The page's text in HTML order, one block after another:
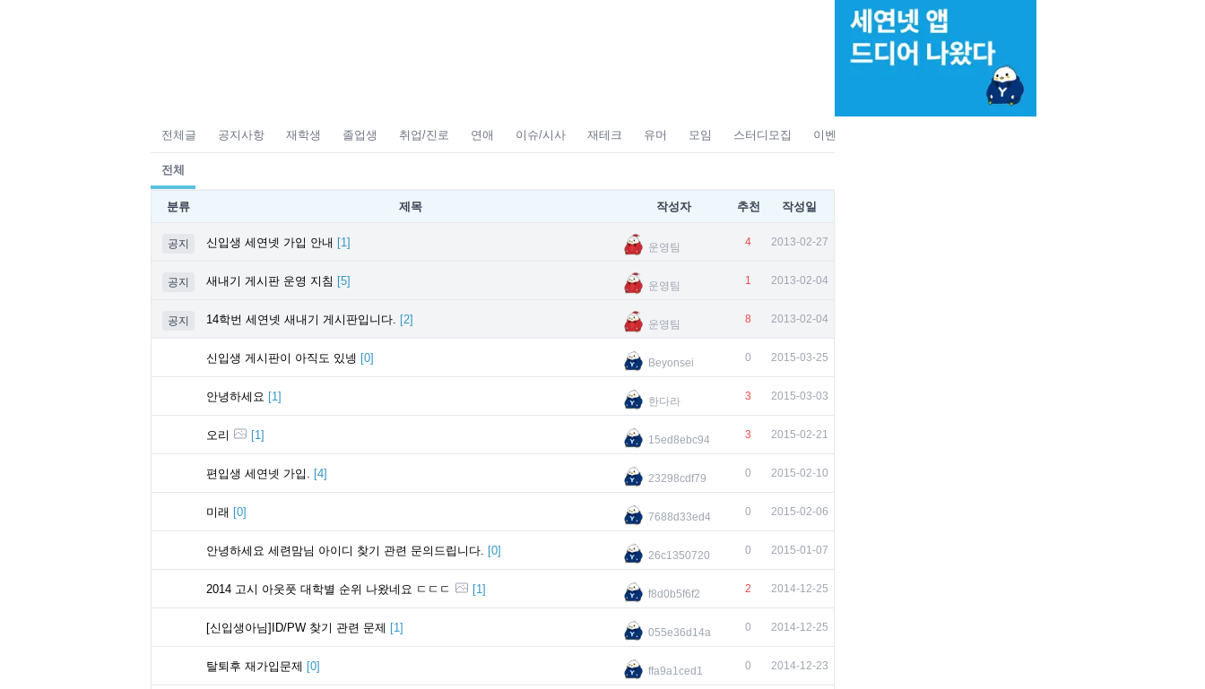
전체글 공지사항 재학생 졸업생 취업/진로 연애 이슈/시사 재테크 유머 모임 스터디모집 이벤트
전체
분류 제목 작성자 추천 작성일
공지 신입생 세연넷 가입 안내 [1] 운영팀 4 2013-02-27
공지 새내기 게시판 운영 지침 [5] 운영팀 1 2013-02-04
공지 14학번 세연넷 새내기 게시판입니다. [2] 운영팀 8 2013-02-04
신입생 게시판이 아직도 있넹 [0] Beyonsei 0 2015-03-25
안녕하세요 [1] 한다라 3 2015-03-03
오리 [1] 15ed8ebc94 3 2015-02-21
편입생 세연넷 가입. [4] 23298cdf79 0 2015-02-10
미래 [0] 7688d33ed4 0 2015-02-06
안녕하세요 세련맘님 아이디 찾기 관련 문의드립니다. [0] 26c1350720 0 2015-01-07
2014 고시 아웃풋 대학별 순위 나왔네요 ㄷㄷㄷ [1] f8d0b5f6f2 2 2014-12-25
[신입생아님]ID/PW 찾기 관련 문제 [1] 055e36d14a 0 2014-12-25
탈퇴후 재가입문제 [0] ffa9a1ced1 0 2014-12-23